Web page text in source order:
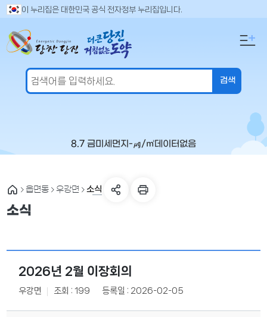
이 누리집은 대한민국 공식 전자정부 누리집입니다.
8.7 금미세먼지 -㎍/㎥데이터없음
검
어
입
읍면동 우강면 소식
소식
2026년 2월 이장회의
우강면 조회 : 199 등록일 : 2026-02-05
만
도
의
세